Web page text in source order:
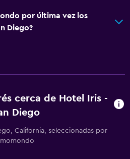
por última vez los
Diego?
cerca de Hotel Iris -
Diego
California, seleccionadas por
momondo